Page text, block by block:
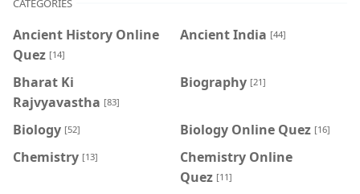
Ancient History Online
Quez [14]
Ancient India [44]
Bharat Ki
Rajvyavastha [83]
Biography [21]
Biology [52] Biology Online Quez [16]
Chemistry [13]
Chemistry Online
Quez [11]